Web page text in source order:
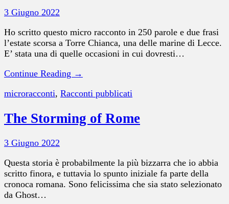
3 Giugno 2022
Ho scritto questo micro racconto in 250 parole e due frasi
l’estate scorsa a Torre Chianca, una delle marine di Lecce.
E’ stata una di quelle occasioni in cui dovresti…
Continue Reading →
microracconti, Racconti pubblicati
The Storming of Rome
3 Giugno 2022
Questa storia è probabilmente la più bizzarra che io abbia
scritto finora, e tuttavia lo spunto iniziale fa parte della
cronoca romana. Sono felicissima che sia stato selezionato
da Ghost…